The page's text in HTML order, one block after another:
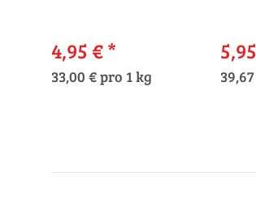
4,95 €*
33,00 € pro 1 kg